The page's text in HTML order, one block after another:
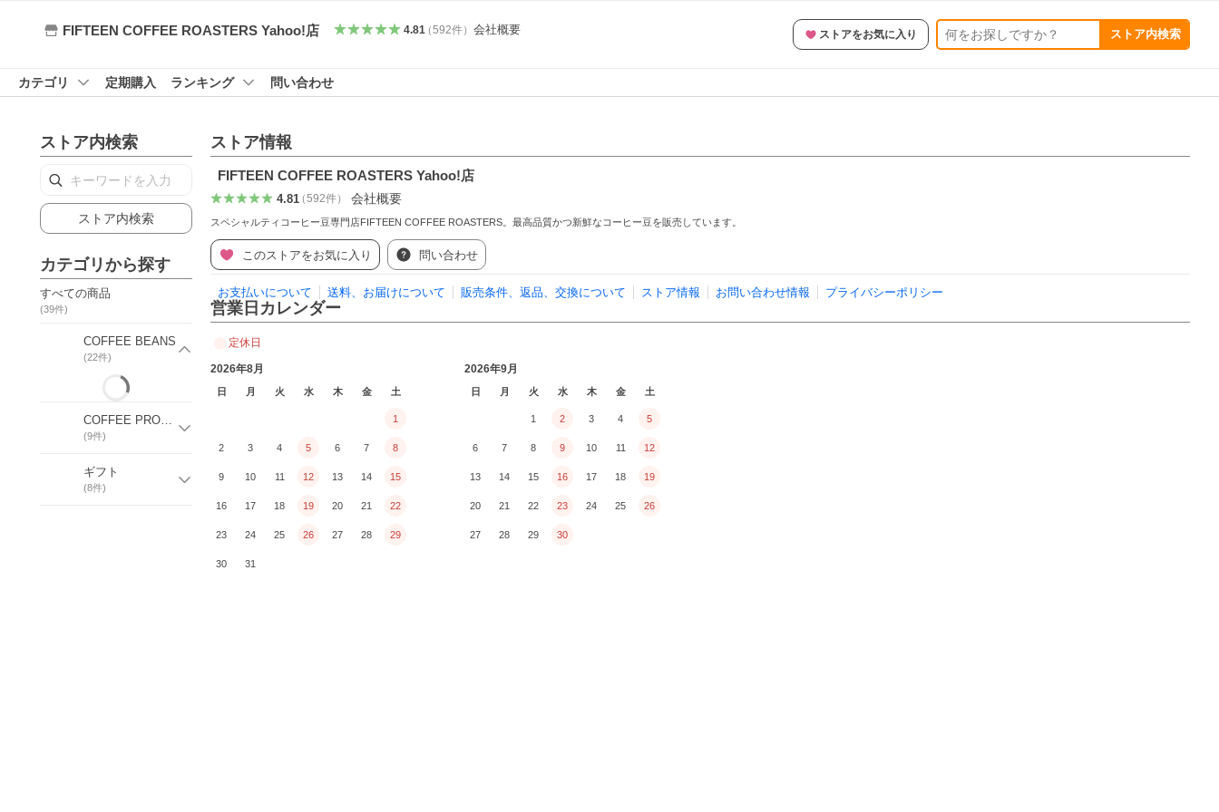
FIFTEEN COFFEE ROASTERS Yahoo!店 4.81（592件） 会社概要 ストアをお気に入り ストア内検索
カテゴリ 定期購入 ランキング 問い合わせ
ストア内検索
ストア内検索
カテゴリから探す
すべての商品
(39件)
COFFEE BEANS
(22件)
COFFEE PRODUCT
(9件)
ギフト
(8件)
ストア情報
FIFTEEN COFFEE ROASTERS Yahoo!店
4.81（592件） 会社概要
スペシャルティコーヒー豆専門店FIFTEEN COFFEE ROASTERS。最高品質かつ新鮮なコーヒー豆を販売しています。
このストアをお気に入り 問い合わせ
お支払いについて 送料、お届けについて 販売条件、返品、交換について ストア情報 お問い合わせ情報 プライバシーポリシー
営業日カレンダー
定休日
2026年8月
日 月 火 水 木 金 土
1
2 3 4 5 6 7 8
9 10 11 12 13 14 15
16 17 18 19 20 21 22
23 24 25 26 27 28 29
30 31
2026年9月
日 月 火 水 木 金 土
1 2 3 4 5
6 7 8 9 10 11 12
13 14 15 16 17 18 19
20 21 22 23 24 25 26
27 28 29 30